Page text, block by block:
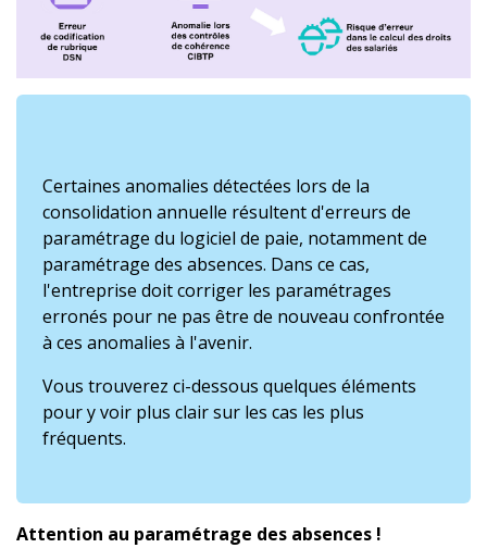
Certaines anomalies détectées lors de la
consolidation annuelle résultent d'erreurs de
paramétrage du logiciel de paie, notamment de
paramétrage des absences. Dans ce cas,
l'entreprise doit corriger les paramétrages
erronés pour ne pas être de nouveau confrontée
à ces anomalies à l'avenir.
Vous trouverez ci-dessous quelques éléments
pour y voir plus clair sur les cas les plus
fréquents.
Attention au paramétrage des absences !